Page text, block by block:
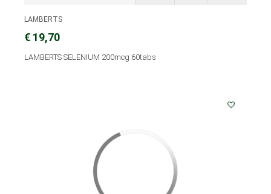
LAMBERTS
€ 19,70
LAMBERTS SELENIUM 200mcg 60tabs